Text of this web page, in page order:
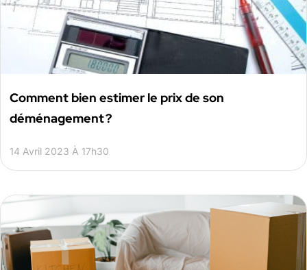
Comment bien estimer le prix de son
déménagement ?
14 Avril 2023 À 17h30